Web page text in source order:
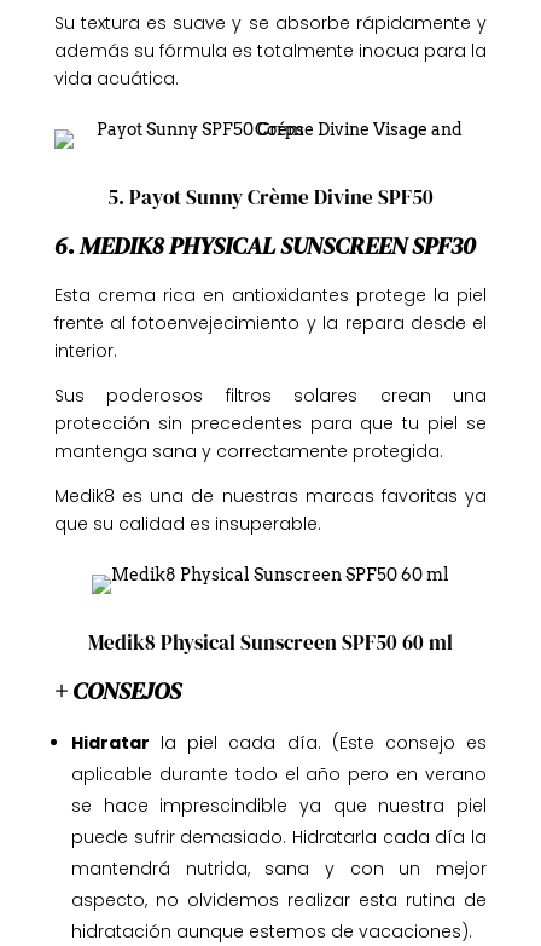
Su textura es suave y se absorbe rápidamente y
además su fórmula es totalmente inocua para la
vida acuática.
5. Payot Sunny Crème Divine SPF50
6. MEDIK8 PHYSICAL SUNSCREEN SPF30
Esta crema rica en antioxidantes protege la piel
frente al fotoenvejecimiento y la repara desde el
interior.
Sus poderosos filtros solares crean una
protección sin precedentes para que tu piel se
mantenga sana y correctamente protegida.
Medik8 es una de nuestras marcas favoritas ya
que su calidad es insuperable.
Medik8 Physical Sunscreen SPF50 60 ml
+ CONSEJOS
Hidratar la piel cada día. (Este consejo es
aplicable durante todo el año pero en verano
se hace imprescindible ya que nuestra piel
puede sufrir demasiado. Hidratarla cada día la
mantendrá nutrida, sana y con un mejor
aspecto, no olvidemos realizar esta rutina de
hidratación aunque estemos de vacaciones).